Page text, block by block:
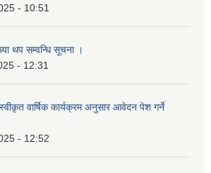
- 10:51
थप सम्वन्धि सूचना ।
- 12:31
वार्षिक कार्यक्रम अनुसार आवेदन पेश गर्ने
- 12:52